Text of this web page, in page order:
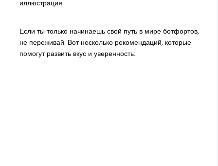
Если ты только начинаешь свой путь в мире ботфортов,
не переживай. Вот несколько рекомендаций, которые
помогут развить вкус и уверенность: